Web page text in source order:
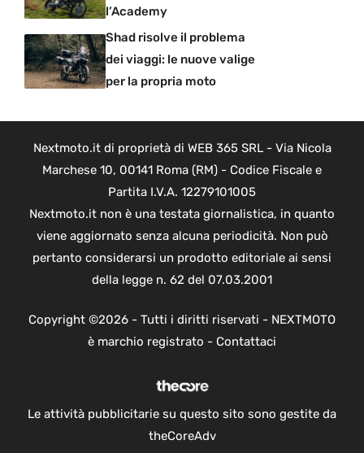
l’Academy
Shad risolve il problema
dei viaggi: le nuove valige
per la propria moto
Nextmoto.it di proprietà di WEB 365 SRL - Via Nicola
Marchese 10, 00141 Roma (RM) - Codice Fiscale e
Partita I.V.A. 12279101005
Nextmoto.it non è una testata giornalistica, in quanto
viene aggiornato senza alcuna periodicità. Non può
pertanto considerarsi un prodotto editoriale ai sensi
della legge n. 62 del 07.03.2001
Copyright ©2026 - Tutti i diritti riservati - NEXTMOTO
è marchio registrato - Contattaci
Le attività pubblicitarie su questo sito sono gestite da
theCoreAdv